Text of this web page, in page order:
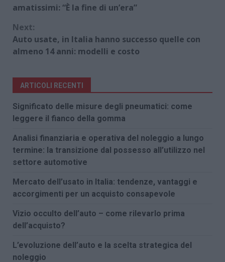
Reading
amatissimi: “È la fine di un’era”
Next:
Auto usate, in Italia hanno successo quelle con
almeno 14 anni: modelli e costo
ARTICOLI RECENTI
Significato delle misure degli pneumatici: come
leggere il fianco della gomma
Analisi finanziaria e operativa del noleggio a lungo
termine: la transizione dal possesso all’utilizzo nel
settore automotive
Mercato dell’usato in Italia: tendenze, vantaggi e
accorgimenti per un acquisto consapevole
Vizio occulto dell’auto – come rilevarlo prima
dell’acquisto?
L’evoluzione dell’auto e la scelta strategica del
noleggio